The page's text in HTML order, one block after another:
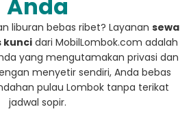
Anda​
liburan bebas ribet? Layanan sewa
kuncidari MobilLombok.com adalah
yang mengutamakan privasi dan
menyetir sendiri, Anda bebas
pulau Lombok tanpa terikat
jadwal sopir.